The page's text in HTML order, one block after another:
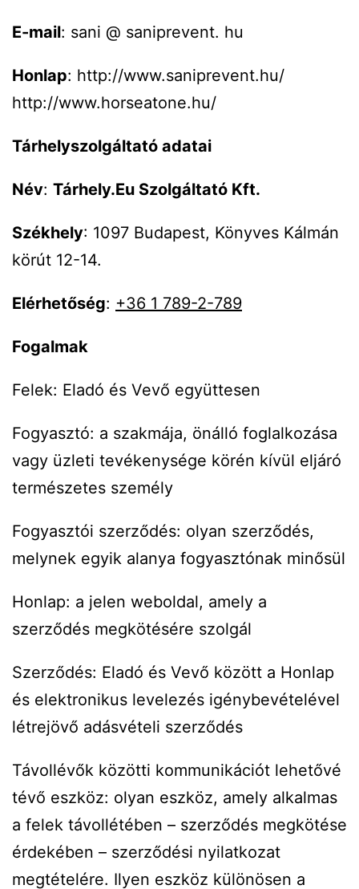
E-mail: sani @ saniprevent. hu
Honlap: http://www.saniprevent.hu/
http://www.horseatone.hu/
Tárhelyszolgáltató adatai
Név: Tárhely.Eu Szolgáltató Kft.
Székhely: 1097 Budapest, Könyves Kálmán
körút 12-14.
Elérhetőség: +36 1 789-2-789
Fogalmak
Felek: Eladó és Vevő együttesen
Fogyasztó: a szakmája, önálló foglalkozása
vagy üzleti tevékenysége körén kívül eljáró
természetes személy
Fogyasztói szerződés: olyan szerződés,
melynek egyik alanya fogyasztónak minősül
Honlap: a jelen weboldal, amely a
szerződés megkötésére szolgál
Szerződés: Eladó és Vevő között a Honlap
és elektronikus levelezés igénybevételével
létrejövő adásvételi szerződés
Távollévők közötti kommunikációt lehetővé
tévő eszköz: olyan eszköz, amely alkalmas
a felek távollétében – szerződés megkötése
érdekében – szerződési nyilatkozat
megtételére. Ilyen eszköz különösen a